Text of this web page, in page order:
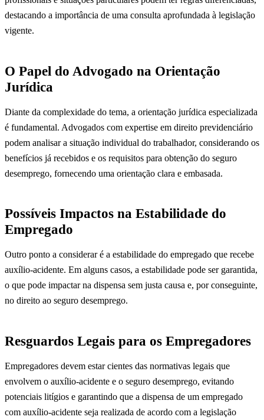
destacando a importância de uma consulta aprofundada à legislação
vigente.
O Papel do Advogado na Orientação
Jurídica
Diante da complexidade do tema, a orientação jurídica especializada
é fundamental. Advogados com expertise em direito previdenciário
podem analisar a situação individual do trabalhador, considerando os
benefícios já recebidos e os requisitos para obtenção do seguro
desemprego, fornecendo uma orientação clara e embasada.
Possíveis Impactos na Estabilidade do
Empregado
Outro ponto a considerar é a estabilidade do empregado que recebe
auxílio-acidente. Em alguns casos, a estabilidade pode ser garantida,
o que pode impactar na dispensa sem justa causa e, por conseguinte,
no direito ao seguro desemprego.
Resguardos Legais para os Empregadores
Empregadores devem estar cientes das normativas legais que
envolvem o auxílio-acidente e o seguro desemprego, evitando
potenciais litígios e garantindo que a dispensa de um empregado
com auxílio-acidente seja realizada de acordo com a legislação